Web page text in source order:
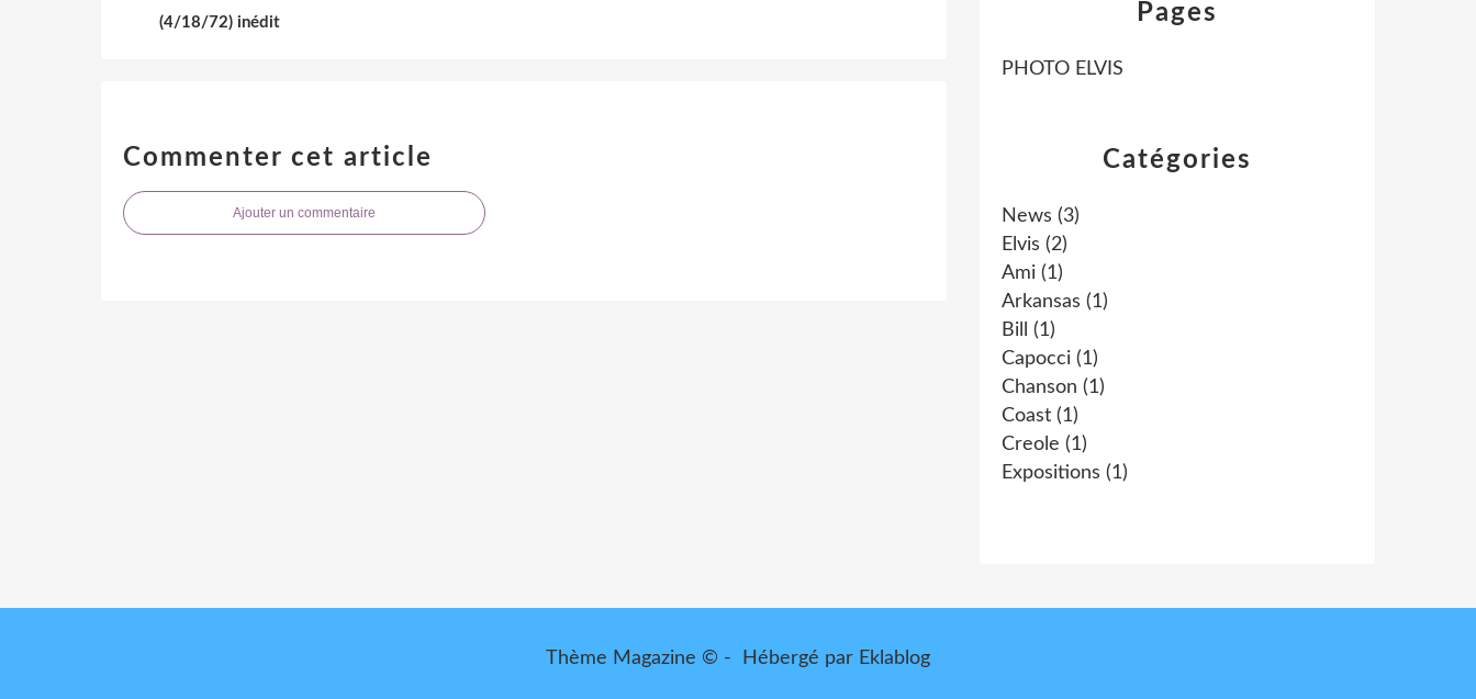
(4/18/72) inédit
Commenter cet article
Ajouter un commentaire
Catégories
News (3)
Elvis (2)
Ami (1)
Arkansas (1)
Bill
(1)
Capocci (1)
Chanson (1)
Coast (1)
Creole (1)
Expositions (1)
Pages
PHOTO ELVIS
Thème Magazine © - Hébergé par Eklablog